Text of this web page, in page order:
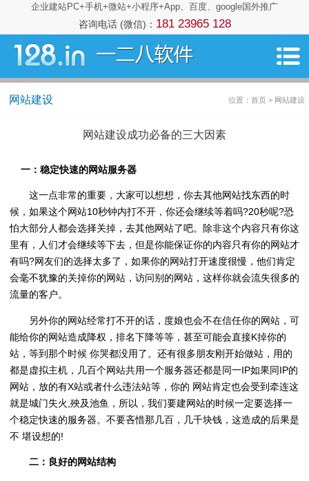
企业建站PC+手机+微站+小程序+App、百度、google国外推广
咨询电话 (微信)： 181 23965 128
网站建设 位置：首页 > 网站建设
网站建设成功必备的三大因素
一：稳定快速的网站服务器
这一点非常的重要，大家可以想想，你去其他网站找东西的时
候，如果这个网站10秒钟内打不开，你还会继续等着吗?20秒呢?恐
怕大部分人都会选择关掉，去其他网站了吧。除非这个内容只有你这
里有，人们才会继续等下去，但是你能保证你的内容只有你的网站才
有吗?网友们的选择太多了，如果你的网站打开速度很慢，他们肯定
会毫不犹豫的关掉你的网站，访问别的网站，这样你就会流失很多的
流量的客户。
另外你的网站经常打不开的话，度娘也会不在信任你的网站，可
能给你的网站造成降权，排名下降等等，甚至可能会直接K掉你的
站，等到那个时候 你哭都没用了。还有很多朋友刚开始做站，用的
都是虚拟主机，几百个网站共用一个服务器还都是同一IP如果同IP的
网站，放的有X站或者什么违法站等，你的 网站肯定也会受到牵连这
就是城门失火,殃及池鱼，所以，我们要建网站的时候一定要选择一
个稳定快速的服务器。不要吝惜那几百，几千块钱，这造成的后果是
不 堪设想的!
二：良好的网站结构